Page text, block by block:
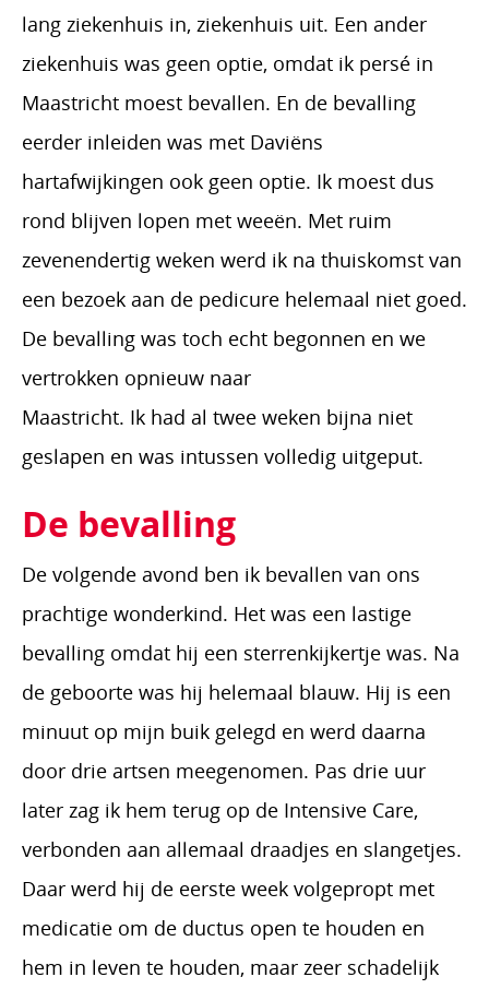
lang ziekenhuis in, ziekenhuis uit. Een ander
ziekenhuis was geen optie, omdat ik persé in
Maastricht moest bevallen. En de bevalling
eerder inleiden was met Daviëns
hartafwijkingen ook geen optie. Ik moest dus
rond blijven lopen met weeën. Met ruim
zevenendertig weken werd ik na thuiskomst van
een bezoek aan de pedicure helemaal niet goed.
De bevalling was toch echt begonnen en we
vertrokken opnieuw naar
Maastricht. Ik had al twee weken bijna niet
geslapen en was intussen volledig uitgeput.
De bevalling
De volgende avond ben ik bevallen van ons
prachtige wonderkind. Het was een lastige
bevalling omdat hij een sterrenkijkertje was. Na
de geboorte was hij helemaal blauw. Hij is een
minuut op mijn buik gelegd en werd daarna
door drie artsen meegenomen. Pas drie uur
later zag ik hem terug op de Intensive Care,
verbonden aan allemaal draadjes en slangetjes.
Daar werd hij de eerste week volgepropt met
medicatie om de ductus open te houden en
hem in leven te houden, maar zeer schadelijk